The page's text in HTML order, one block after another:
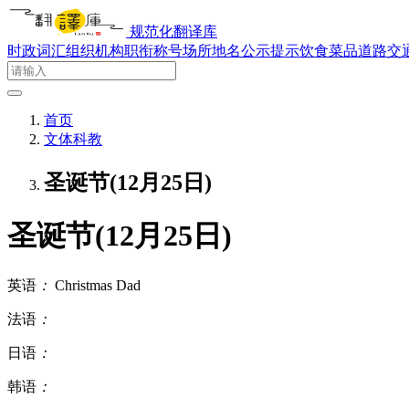
规范化翻译库
时政词汇组织机构职衔称号场所地名公示提示饮食菜品道路交
首页
文体科教
圣诞节(12月25日)
圣诞节(12月25日)
英语 ： Christmas Dad
法语 ：
日语 ：
韩语 ：